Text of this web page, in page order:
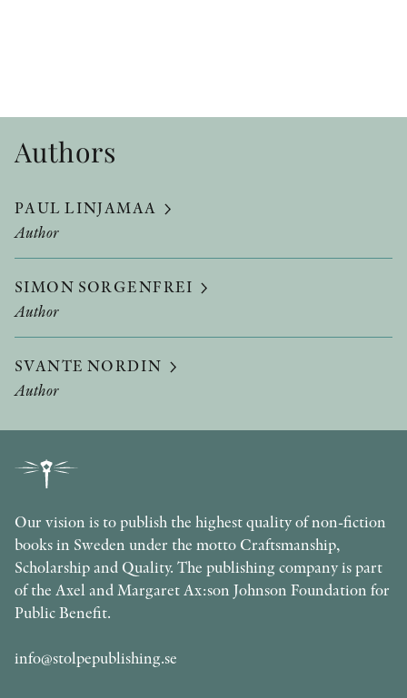
Authors
PAUL LINJAMAA
Author
SIMON SORGENFREI
Author
SVANTE NORDIN
Author
Our vision is to publish the highest quality of non-fiction
books in Sweden under the motto Craftsmanship,
Scholarship and Quality. The publishing company is part
of the Axel and Margaret Ax:son Johnson Foundation for
Public Benefit.
info@stolpepublishing.se